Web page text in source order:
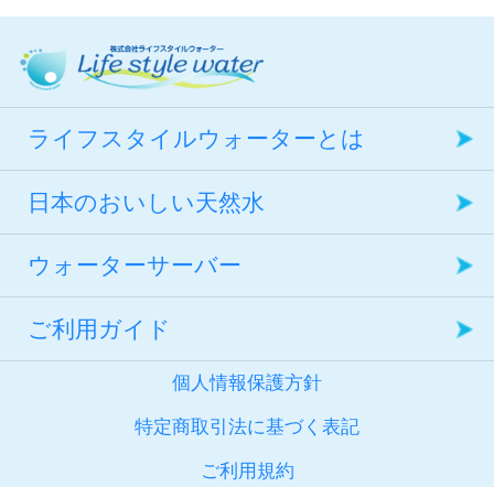
2024年9月ご利用分より順次
今後ともライフスタイルウォータ
ーをよろしくお願い申し上げま
す。
2024.08.30 台風接近の影響に
よる商品お届けの遅延ついて
いつもライフスタイルウォーター
ヤマト運輸
http://www.kuronekoyamato.co.jp/
佐川急便
http://www2.sagawa-exp.co.jp/
2023.08.14 台風接近の影響に
よる商品お届けの遅延ついて
いつもライフスタイルウォーター
2022.12.07 カスタマーセンタ
ーの営業について
いつもライフスタイルウォーター
います。
現在、新型コロナウィルス感染症
拡大防止対策の一環として、カス
タマーセンターの受付時間を下記
に変更して営業しております。
お客様にはご迷惑をお掛けいたし
・年始は、2022年1月4日（火）
9：00より営業
営業時間 平日10：00～17：00（※
現在土日祝日は営業しておりませ
ん。）
2021.09.01 カスタマーセンター
の営業について
http://www.kuronekoyamato.co.jp/
佐川急便
http://www2.sagawa-exp.co.jp/
ル契約 ご利用規約を改訂しまし
た。
天然水定期購入・サーバーレンタ
ル契約 ご利用規約
https://www.lswater.jp/kiyaku.html
て
マイページ定期メンテナンスを実
施いたします。
マイページメンテナンス期間：
2017年12月17日（日）0:00 ～
メンテナンス期間中はマイペー
ジ上の一部機能がご利用いただけ
ません。お届けの変更がある場合
はお早めにお手続きいただきます
ようお願い申し上げます。
※期間中のお届け内容の照会・変
2016.12.19 マイページ定期メ
ンテナンスのおしらせ
マイページ定期メンテナンスを実
施いたします。
ご利用のお客さまにはご不便おか
けいたしますが、あらかじめご了
承ください。
ライフスタイルウォーターとは
日本のおいしい天然水
ウォーターサーバー
ご利用ガイド
個人情報保護方針
特定商取引法に基づく表記
ご利用規約